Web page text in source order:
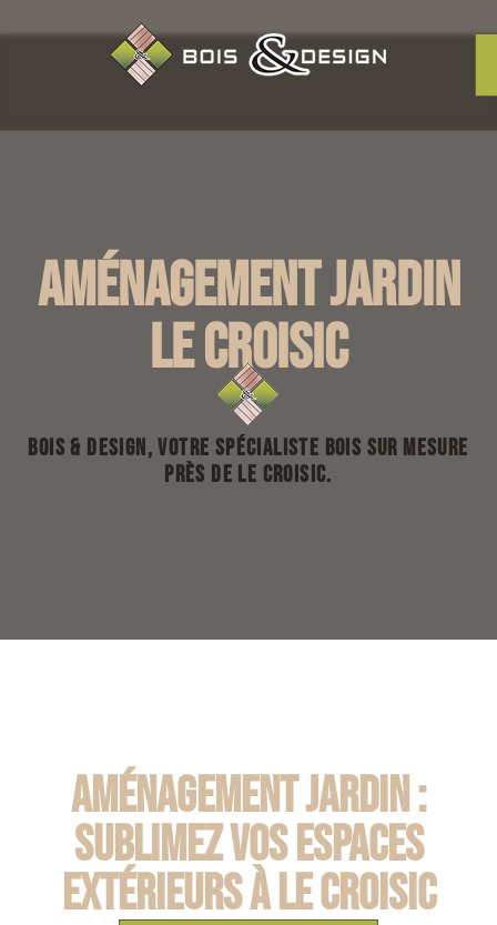
Aménagement jardin
Le Croisic
Bois & Design, votre spécialiste bois sur mesure
près de Le Croisic.
Aménagement jardin :
Sublimez vos espaces
extérieurs à Le Croisic